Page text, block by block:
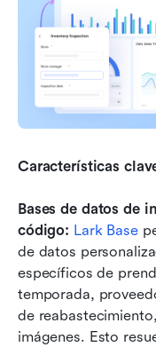
Características
Bases de datos de
código: Lark Base
de datos
específicos de
temporada,
de
imágenes. Esto